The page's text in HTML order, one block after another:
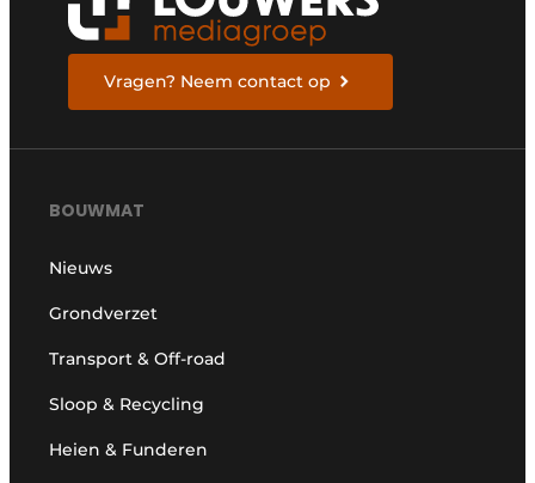
Vragen? Neem contact op
BOUWMAT
Nieuws
Grondverzet
Transport & Off-road
Sloop & Recycling
Heien & Funderen